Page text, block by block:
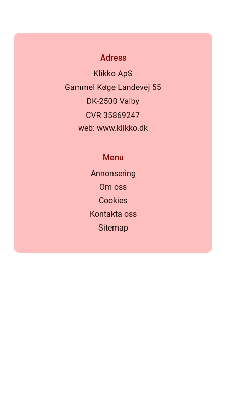
Adress
web: www.klikko.dk
Menu
Annonsering
Om oss
Cookies
Kontakta oss
Sitemap